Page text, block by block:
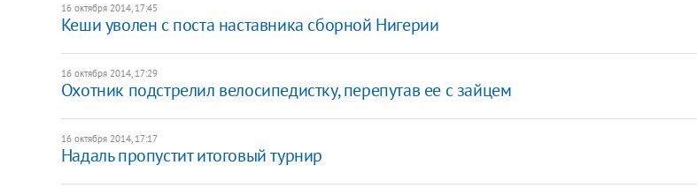
16 октября 2014, 17:45
Кеши уволен с поста наставника сборной Нигерии
16 октября 2014, 17:29
Охотник подстрелил велосипедистку, перепутав ее с зайцем
16 октября 2014, 17:17
Надаль пропустит итоговый турнир